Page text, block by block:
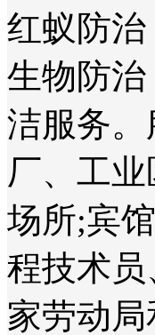
红蚁防
生物防
洁服务
厂、工
场所;宾
程技术
家劳动